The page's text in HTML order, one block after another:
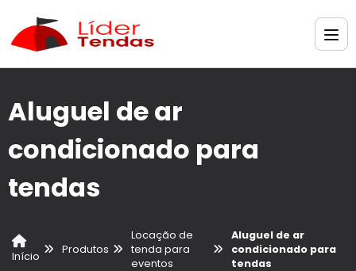
Aluguel de ar
condicionado para
tendas
Início
Produtos
Locação de
tenda para
eventos
Aluguel de ar
condicionado para
tendas